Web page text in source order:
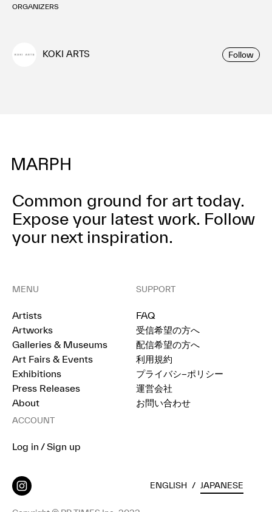
ORGANIZERS
KOKI ARTS Follow
Common ground for art today.
Expose your latest work. Follow
your next inspiration.
MENU
Artists
Artworks
Galleries & Museums
Art Fairs & Events
Exhibitions
Press Releases
About
SUPPORT
FAQ
受信希望の方へ
配信希望の方へ
利用規約
プライバシ−ポリシー
運営会社
お問い合わせ
ACCOUNT
Log in / Sign up
ENGLISH / JAPANESE